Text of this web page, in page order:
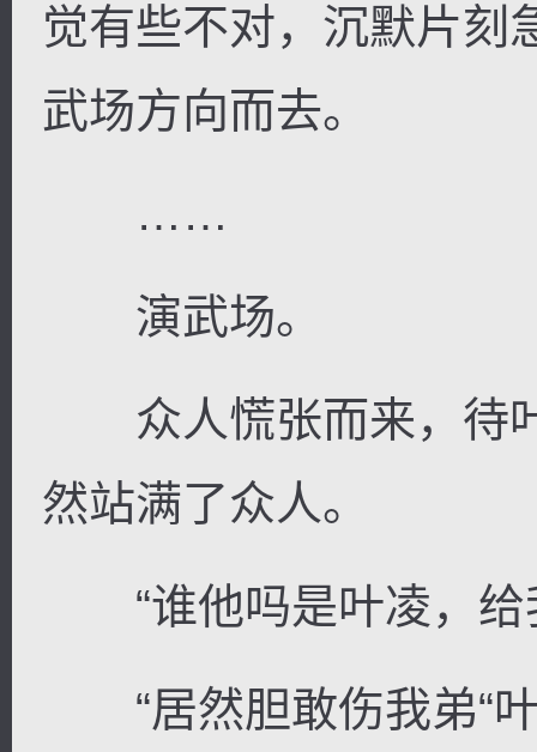
觉有些不对，沉默片刻
武场方向而去。
……
演武场。
众人慌张而来，待
然站满了众人。
“谁他吗是叶凌，给
“居然胆敢伤我弟“叶